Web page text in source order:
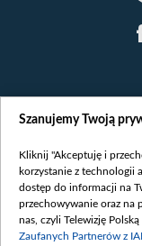
Szanujemy Twoją
Kliknij "Akceptuję i
korzystanie z technologii
dostęp do informacji na
przechowywanie oraz na
nas, czyli Telewizję
Zaufanych Partnerów z